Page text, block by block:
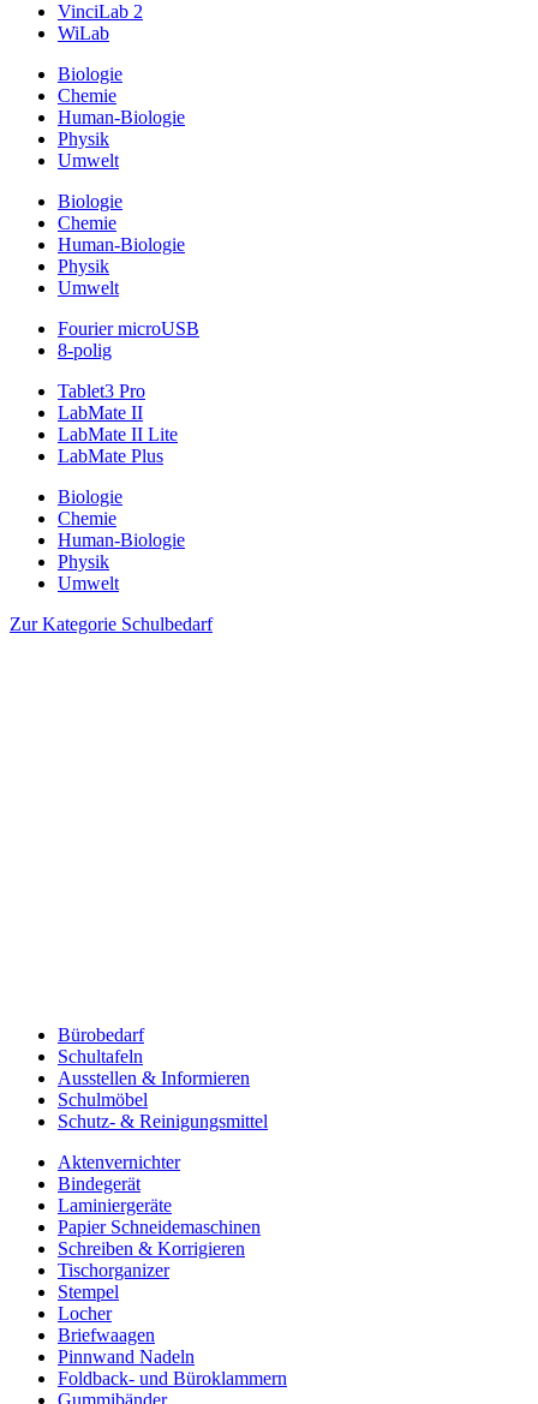
VinciLab 2
WiLab
Biologie
Chemie
Human-Biologie
Physik
Umwelt
Biologie
Chemie
Human-Biologie
Physik
Umwelt
Fourier microUSB
8-polig
Tablet3 Pro
LabMate II
LabMate II Lite
LabMate Plus
Biologie
Chemie
Human-Biologie
Physik
Umwelt
Zur Kategorie Schulbedarf
Bürobedarf
Schultafeln
Ausstellen & Informieren
Schulmöbel
Schutz- & Reinigungsmittel
Aktenvernichter
Bindegerät
Laminiergeräte
Papier Schneidemaschinen
Schreiben & Korrigieren
Tischorganizer
Stempel
Locher
Briefwaagen
Pinnwand Nadeln
Foldback- und Büroklammern
Gummibänder